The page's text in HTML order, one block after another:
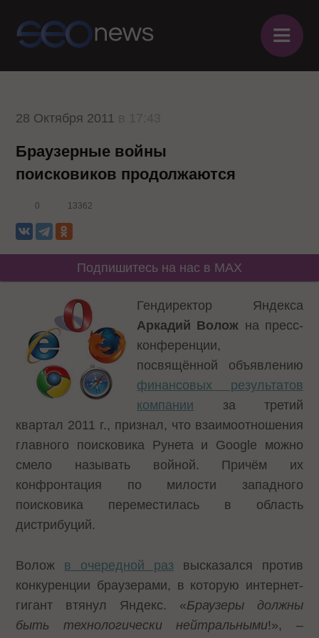
≡
28 Октября 2011
Браузерные войны
поисковиков продолжаются
0 13362
Подпишитесь на нас в MAX
Гендиректор Яндекса
Аркадий Волож на пресс-
конференции,
посвящённой объявлению
финансовых результатов
компании за третий
квартал 2011 г., признал, что взаимоотношения
главного поисковика Рунета и Google можно
смело называть войной. Причём их
конфронтация по милости западного
поисковика переместилась в область
дистрибуций.
Волож в очередной развысказался против
конкуренции браузерами, в которую интернет-
гигант втянул Яндекс. «Браузеры должны
быть технологически нейтральными!», –